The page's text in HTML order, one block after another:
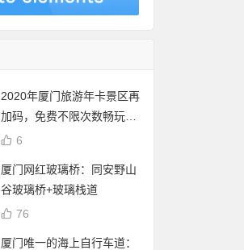
2020年厦门旅游年卡景区再
加码，免费不限次数畅玩24
个景点
6
厦门网红玻璃桥：同安野山
谷玻璃桥+玻璃栈道
76
厦门唯一的海上自行车道：